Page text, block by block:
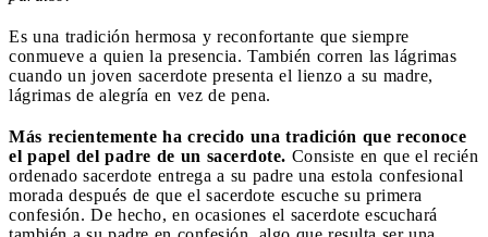
Es una tradición hermosa y reconfortante que siempre
conmueve a quien la presencia. También corren las lágrimas
cuando un joven sacerdote presenta el lienzo a su madre,
lágrimas de alegría en vez de pena.
Más recientemente ha crecido una tradición que reconoce
el papel del padre de un sacerdote. Consiste en que el recién
ordenado sacerdote entrega a su padre una estola confesional
morada después de que el sacerdote escuche su primera
confesión. De hecho, en ocasiones el sacerdote escuchará